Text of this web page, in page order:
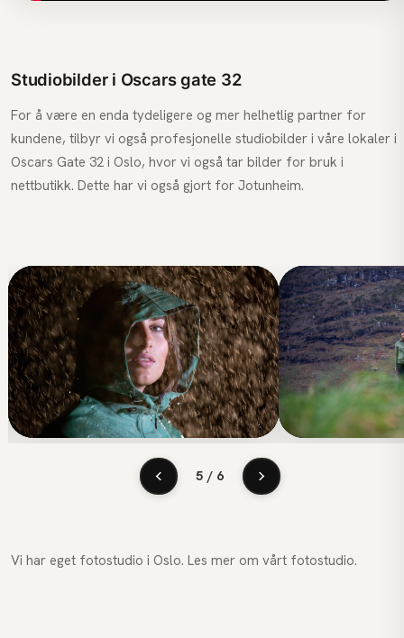
Studiobilder i Oscars gate 32
For å være en enda tydeligere og mer helhetlig partner for
kundene, tilbyr vi også profesjonelle studiobilder i våre lokaler i
Oscars Gate 32 i Oslo, hvor vi også tar bilder for bruk i
nettbutikk. Dette har vi også gjort for Jotunheim.
5 / 6
Vi har eget fotostudio i Oslo. Les mer om vårt fotostudio.